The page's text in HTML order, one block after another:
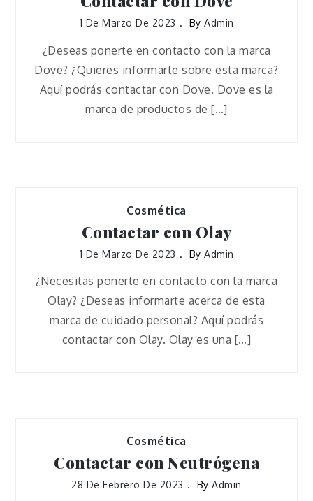
1 De Marzo De 2023 By Admin
¿Deseas ponerte en contacto con la marca
Dove? ¿Quieres informarte sobre esta marca?
Aquí podrás contactar con Dove. Dove es la
marca de productos de […]
Cosmética
Contactar con Olay
1 De Marzo De 2023 By Admin
¿Necesitas ponerte en contacto con la marca
Olay? ¿Deseas informarte acerca de esta
marca de cuidado personal? Aquí podrás
contactar con Olay. Olay es una […]
Cosmética
Contactar con Neutrógena
28 De Febrero De 2023 ByAdmin